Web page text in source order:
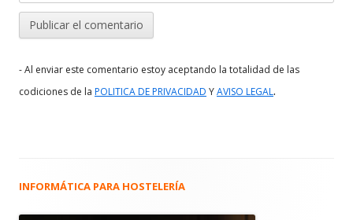
- Al enviar este comentario estoy aceptando la totalidad de las
codiciones de la POLITICA DE PRIVACIDAD YAVISO LEGAL.
Barra
INFORMÁTICA PARA HOSTELERÍA